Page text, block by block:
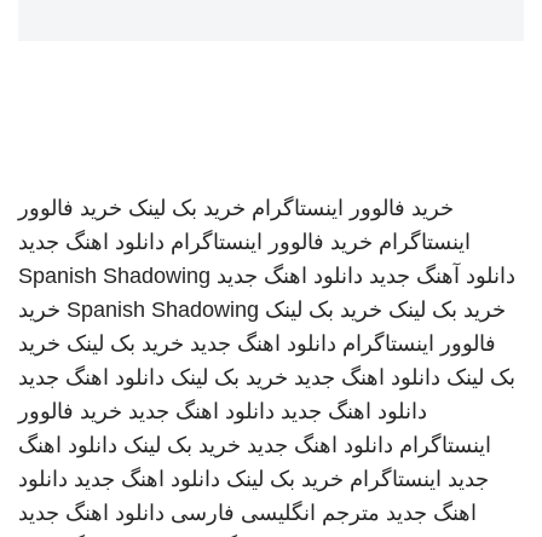
خرید فالوور اینستاگرام خرید بک لینک خرید فالوور
اینستاگرام خرید فالوور اینستاگرام دانلود اهنگ جدید
دانلود آهنگ جدید دانلود اهنگ جدید Spanish Shadowing
خرید بک لینک خرید بک لینک Spanish Shadowing خرید
فالوور اینستاگرام دانلود اهنگ جدید خرید بک لینک خرید
بک لینک دانلود اهنگ جدید خرید بک لینک دانلود اهنگ جدید
دانلود اهنگ جدید دانلود اهنگ جدید خرید فالوور
اینستاگرام دانلود اهنگ جدید خرید بک لینک دانلود اهنگ
جدید اینستاگرام خرید بک لینک دانلود اهنگ جدید دانلود
اهنگ جدید مترجم انگلیسی فارسی دانلود اهنگ جدید